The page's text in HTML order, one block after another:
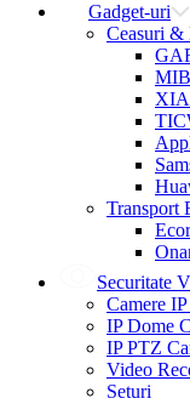
Gadget-uri
Ceasuri &
Transport
Securitate
Camere
IP Dome
IP PTZ
Video
Seturi